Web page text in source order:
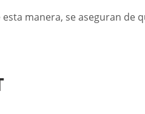
manera, se aseguran de